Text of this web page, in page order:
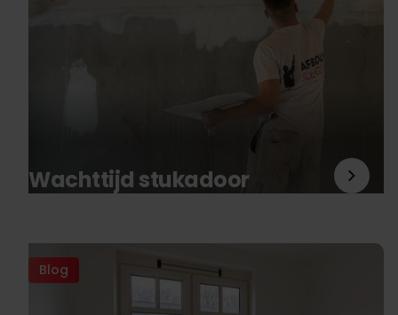
Wachttijd stukadoor
Blog